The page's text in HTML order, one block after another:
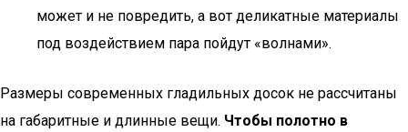
может и не повредить, а вот деликатные материалы
под воздействием пара пойдут «волнами».
Размеры современных гладильных досок не рассчитаны
на габаритные и длинные вещи. Чтобы полотно в